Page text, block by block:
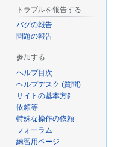
トラブルを報告する
バグの報告
問題の報告
参加する
ヘルプ目次
ヘルプデスク (質問)
サイトの基本方針
依頼等
特殊な操作の依頼
フォーラム
練習用ページ